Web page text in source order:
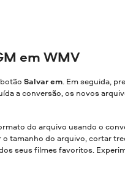
em WMV
Salvar em. Em seguida,
a conversão, os novos
do arquivo usando o
tamanho do arquivo, cortar
seus filmes favoritos.